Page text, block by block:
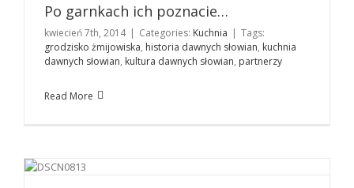
Po garnkach ich poznacie…
kwiecień 7th, 2014 | Categories: Kuchnia | Tags:
grodzisko żmijowiska, historia dawnych słowian, kuchnia
dawnych słowian, kultura dawnych słowian, partnerzy
Read More
Grodzisko Żmijowiska w obiektywie aparatu